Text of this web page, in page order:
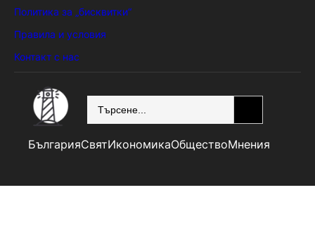
Политика за „бисквитки“
Правила и условия
Контакт с нас
БългарияСвятИкономикаОбществоМнения